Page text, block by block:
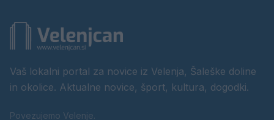
Vaš lokalni portal za novice iz Velenja, Šaleške doline
in okolice. Aktualne novice, šport, kultura, dogodki.
Povezujemo Velenje.